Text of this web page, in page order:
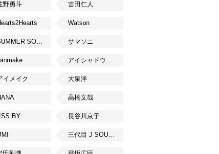
野勇斗 吉田仁人
Watson
SUMMER SONIC サマソニ
アイシャドウベース
イメイク 大泉洋
高橋文哉
BY 長谷川京子
三代目 J SOUL BROTHERS from EXILE TRIBE